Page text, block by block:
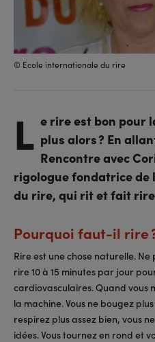
© Ecole internationale du rire
L e rire est bon pour
plus alors ? En
Rencontre avec
rigologue fondatrice de
du rire, qui rit et fait
Pourquoi faut-il rire
Rire est une chose naturelle.
rire 10 à 15 minutes par jour
cardiovasculaires. Quand vous
la machine. Vous ne bougez
respirez plus assez bien, vous
idées. Vous tournez en rond et